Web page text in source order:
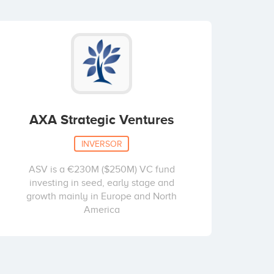
AXA Strategic Ventures
INVERSOR
ASV is a €230M ($250M) VC fund
investing in seed, early stage and
growth mainly in Europe and North
America